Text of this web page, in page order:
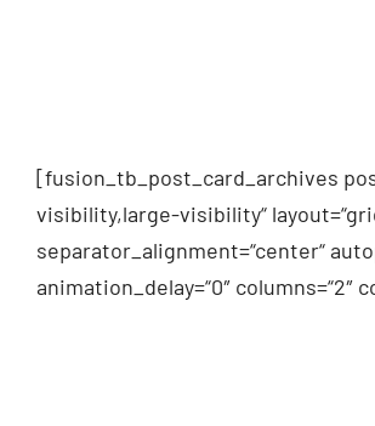
[fusion_tb_post_card_archives
visibility,large-visibility“
separator_alignment=“center“
animation_delay=“0″